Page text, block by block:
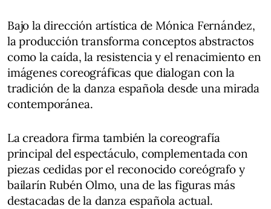
Bajo la dirección artística de Mónica Fernández,
la producción transforma conceptos abstractos
como la caída, la resistencia y el renacimiento en
imágenes coreográficas que dialogan con la
tradición de la danza española desde una mirada
contemporánea.
La creadora firma también la coreografía
principal del espectáculo, complementada con
piezas cedidas por el reconocido coreógrafo y
bailarín Rubén Olmo, una de las figuras más
destacadas de la danza española actual.